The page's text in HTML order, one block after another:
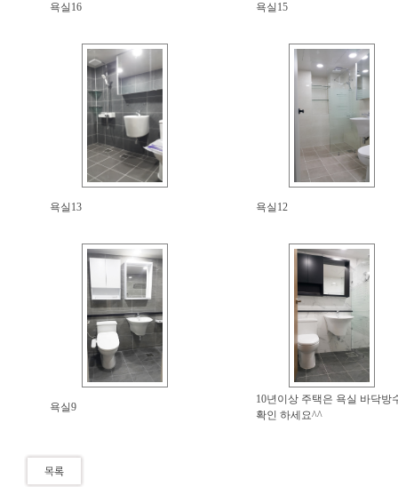
욕실16 욕실15
욕실13 욕실12
욕실9
10년이상 주택은 욕실 바닥방
확인 하세요^^